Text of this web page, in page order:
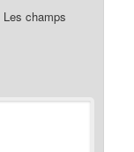
Les champs